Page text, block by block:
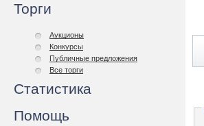
Торги
Аукционы
Конкурсы
Публичные предложения
Все торги
Статистика
Помощь